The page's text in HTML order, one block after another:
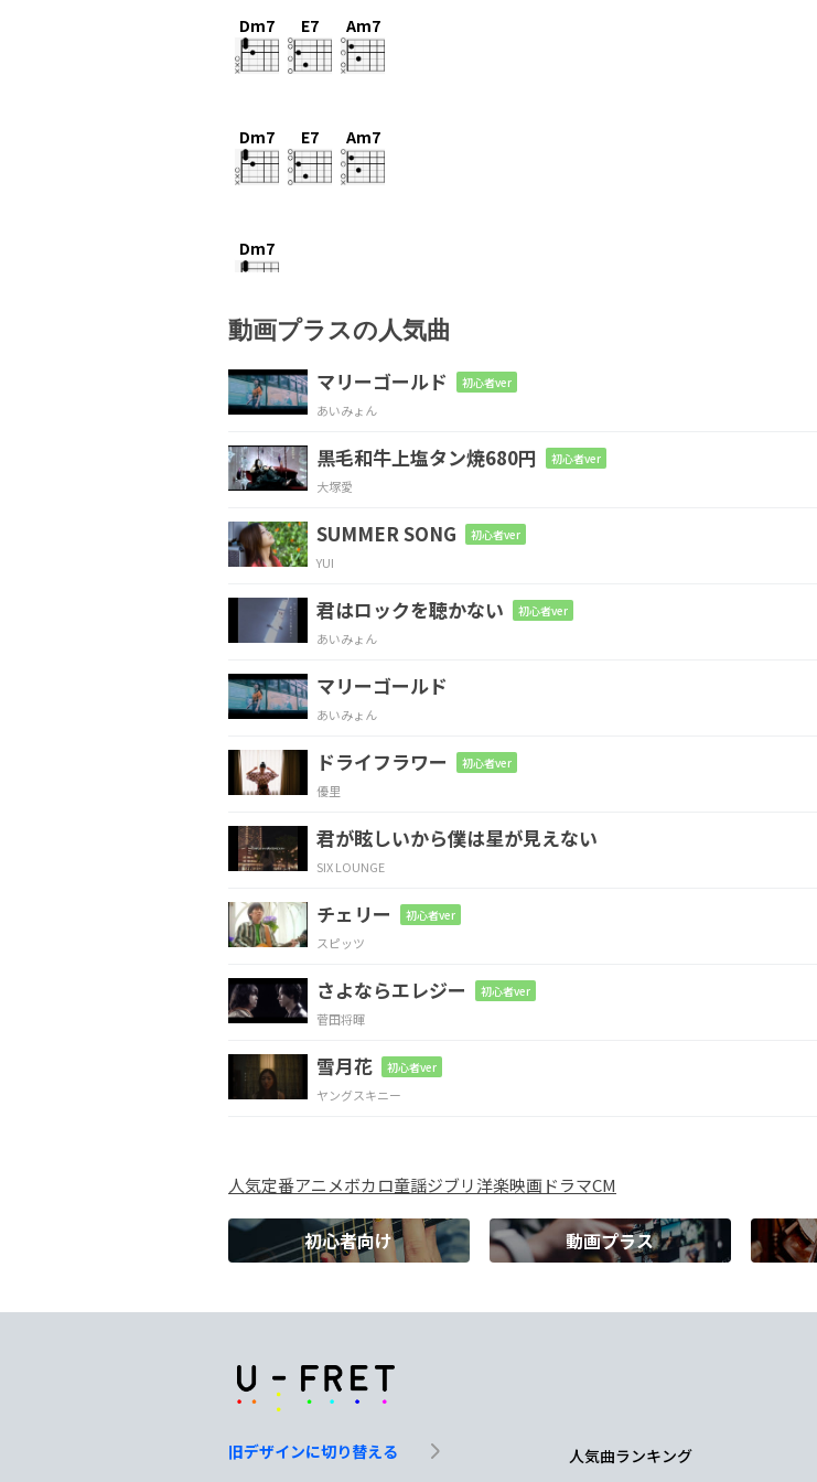
Dm7 E7 Am7
Dm7 E7 Am7
Dm7
洗面 台の鏡の
Dm7
空っぽの穴がある
私の 顔の下の
Dm7 E7 Am7
くゆり、太陽を喫む
灰皿
E7
にするまあるい
Am7
満月
Dm7
空っぽの穴を出る
半透 明の私の 幽霊
N.C.
Dm7
あぁ
G
動画プラスの人気曲
マリーゴールド 初心者ver
あいみょん
黒毛和牛上塩タン焼680円 初心者ver
大塚愛
SUMMER SONG 初心者ver
YUI
君はロックを聴かない 初心者ver
あいみょん
マリーゴールド
あいみょん
ドライフラワー 初心者ver
優里
君が眩しいから僕は星が見えない
SIX LOUNGE
チェリー 初心者ver
スピッツ
さよならエレジー 初心者ver
菅田将暉
雪月花 初心者ver
ヤングスキニー
人気定番アニメボカロ童謡ジブリ洋楽映画ドラマCM
初心者向け 動画プラス
旧デザインに切り替える
人気曲ランキング